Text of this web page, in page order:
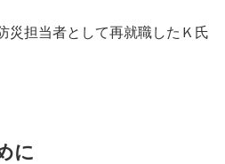
災担当者として再就職したＫ氏
に